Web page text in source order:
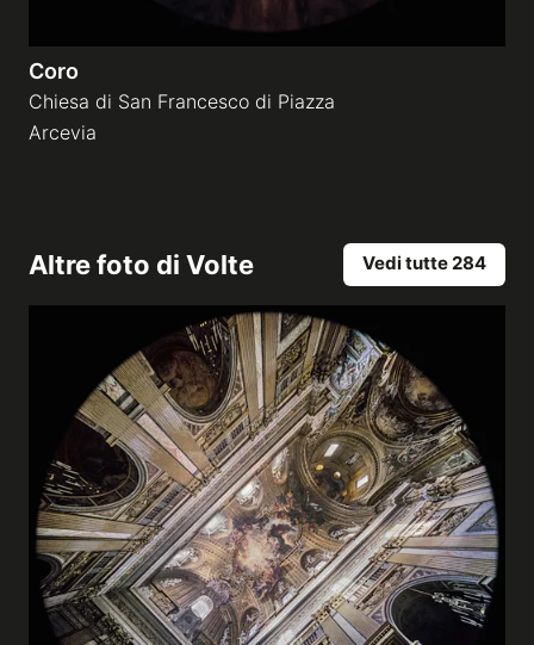
Coro
Chiesa di San Francesco di Piazza
Arcevia
Altre foto di Volte Vedi tutte 284